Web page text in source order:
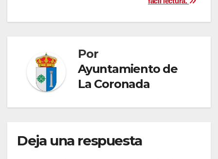
entradas
Por
Ayuntamiento de
La Coronada
Deja una respuesta